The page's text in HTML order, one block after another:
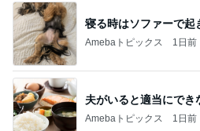
寝る時はソファーで起
Amebaトピックス 1日前
夫がいると適当にでき
Amebaトピックス 1日前